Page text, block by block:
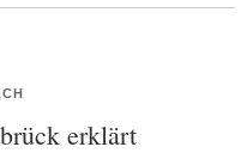
erklärt